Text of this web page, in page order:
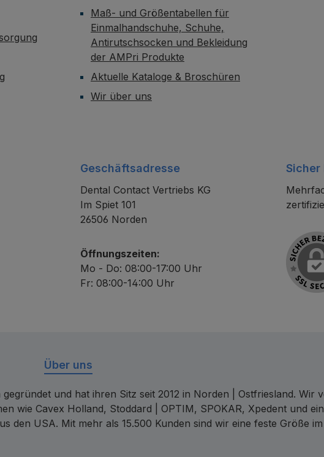
Maß- und Größentabellen für
Einmalhandschuhe, Schuhe,
Antirutschsocken und Bekleidung
der AMPri Produkte
Aktuelle Kataloge & Broschüren
Wir über uns
Geschäftsadresse
Dental Contact Vertriebs KG
Im Spiet 101
26506 Norden
Öffnungszeiten:
Mo - Do: 08:00-17:00 Uhr
Fr: 08:00-14:00 Uhr
Sicher
Über uns
und hat ihren Sitz seit 2012 in Norden | Ostfriesland. Wir
wie Cavex Holland, Stoddard | OPTIM, SPOKAR, Xpedent und
den USA. Mit mehr als 15.500 Kunden sind wir eine feste Größe